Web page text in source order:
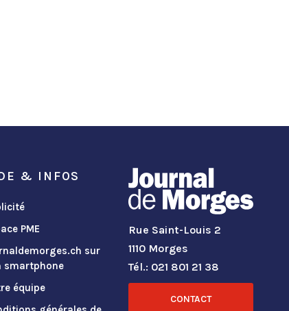
& INFOS
PME
sur
smartphone
équipe
Rue Saint-Louis 2
1110 Morges
Tél.: 021 801 21 38
CONTACT